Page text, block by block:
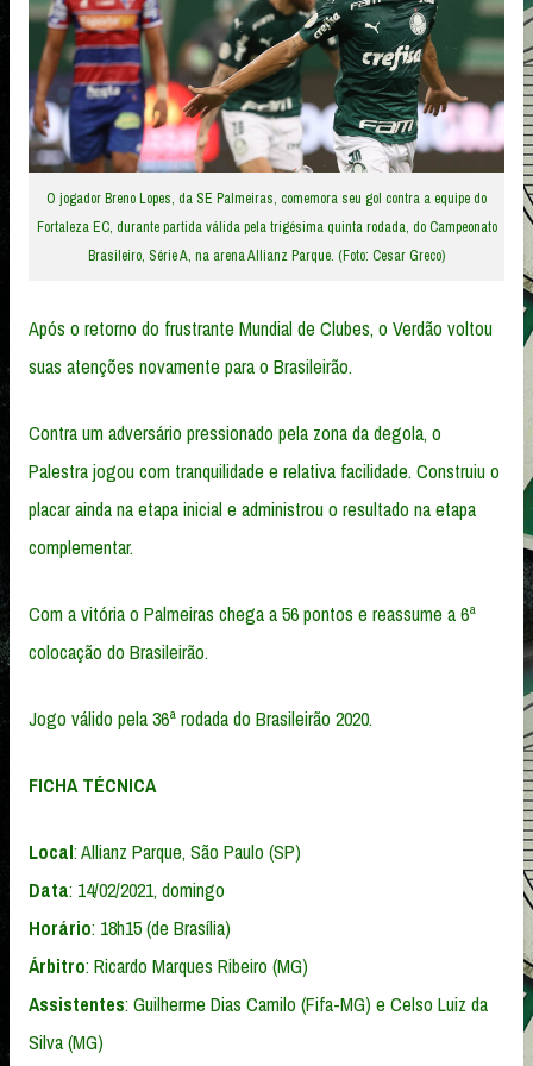
O jogador Breno Lopes, da SE Palmeiras, comemora seu gol contra a equipe do
Fortaleza EC, durante partida válida pela trigésima quinta rodada, do Campeonato
Brasileiro, Série A, na arena Allianz Parque. (Foto: Cesar Greco)
Após o retorno do frustrante Mundial de Clubes, o Verdão voltou
suas atenções novamente para o Brasileirão.
Contra um adversário pressionado pela zona da degola, o
Palestra jogou com tranquilidade e relativa facilidade. Construiu o
placar ainda na etapa inicial e administrou o resultado na etapa
complementar.
Com a vitória o Palmeiras chega a 56 pontos e reassume a 6ª
colocação do Brasileirão.
Jogo válido pela 36ª rodada do Brasileirão 2020.
FICHA TÉCNICA
Local: Allianz Parque, São Paulo (SP)
Data: 14/02/2021, domingo
Horário: 18h15 (de Brasília)
Árbitro: Ricardo Marques Ribeiro (MG)
Assistentes: Guilherme Dias Camilo (Fifa-MG) e Celso Luiz da
Silva (MG)